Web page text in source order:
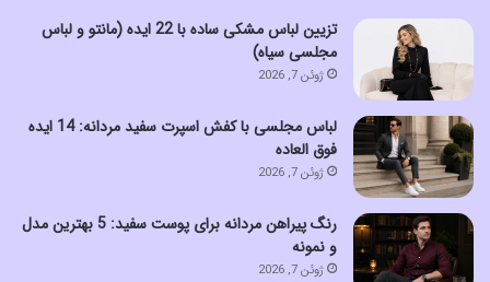
تزیین لباس مشکی ساده با 22 ایده (مانتو و لباس
مجلسی سیاه)
ژوئن 7, 2026
لباس مجلسی با کفش اسپرت سفید مردانه: 14 ایده
فوق العاده
ژوئن 7, 2026
رنگ پیراهن مردانه برای پوست سفید: 5 بهترین مدل
و نمونه
ژوئن 7, 2026